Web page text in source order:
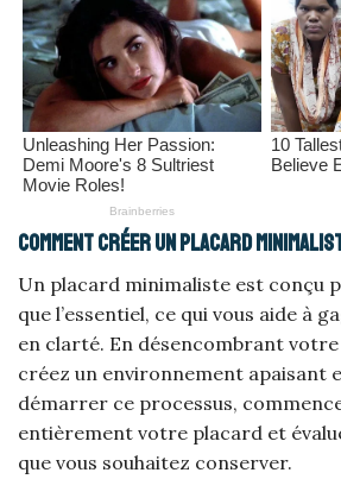
Comment créer un placard
Un placard minimaliste est conçu
que l’essentiel, ce qui vous aide à
en clarté. En désencombrant votre
créez un environnement apaisant
démarrer ce processus,
entièrement votre placard et
que vous souhaitez conserver.